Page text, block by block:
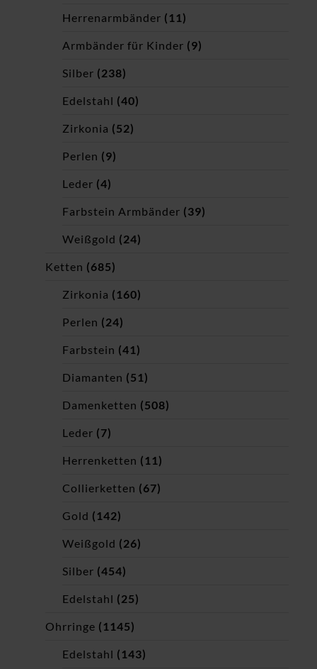
Herrenarmbänder (11)
Armbänder für Kinder (9)
Silber (238)
Edelstahl (40)
Zirkonia (52)
Perlen (9)
Leder (4)
Farbstein Armbänder (39)
Weißgold (24)
Ketten (685)
Zirkonia (160)
Perlen (24)
Farbstein (41)
Diamanten (51)
Damenketten (508)
Leder (7)
Herrenketten (11)
Collierketten (67)
Gold (142)
Weißgold (26)
Silber (454)
Edelstahl (25)
Ohrringe (1145)
Edelstahl (143)